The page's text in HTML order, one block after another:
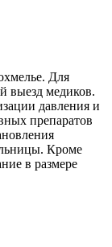
Для
выезд медиков.
давления и
препаратов
Кроме
в размере